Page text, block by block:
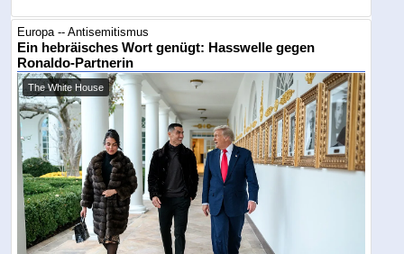
Europa -- Antisemitismus
Ein hebräisches Wort genügt: Hasswelle gegen
Ronaldo-Partnerin
The White House